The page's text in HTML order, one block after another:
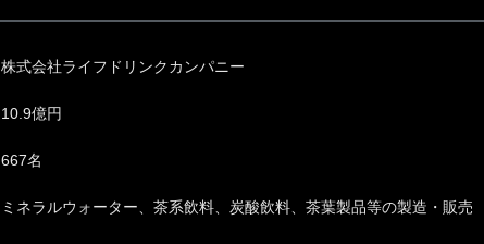
株式会社ライフドリンクカンパニー
10.9億円
667名
ミネラルウォーター、茶系飲料、炭酸飲料、茶葉製品等の製造・販売